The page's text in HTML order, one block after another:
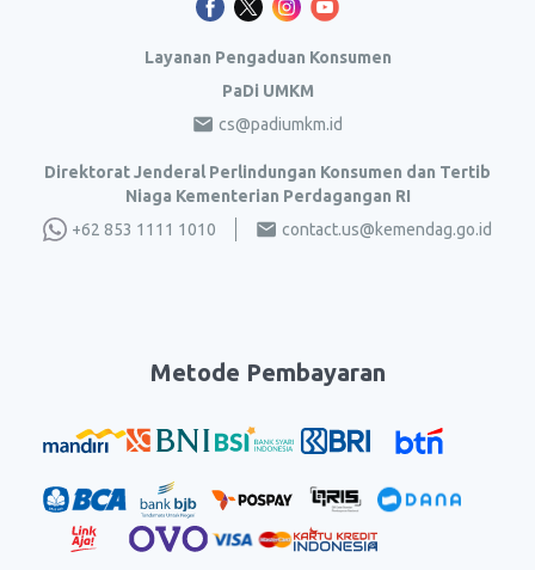
Layanan Pengaduan Konsumen
PaDi UMKM
cs@padiumkm.id
Direktorat Jenderal Perlindungan Konsumen dan Tertib
Niaga Kementerian Perdagangan RI
+62 853 1111 1010
contact.us@kemendag.go.id
Metode Pembayaran